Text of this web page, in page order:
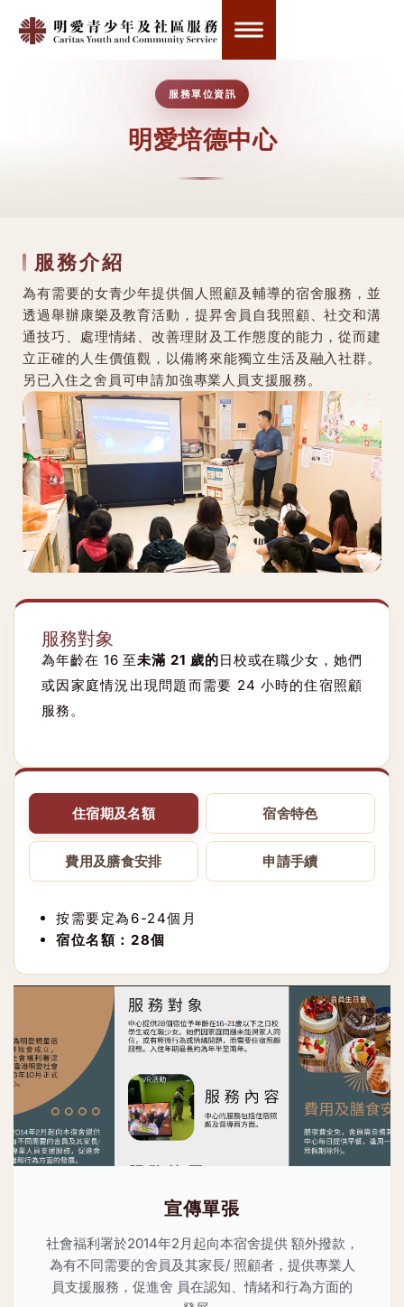
服務單位資訊
明愛培德中心
服務介紹
為有需要的女青少年提供個人照顧及輔導的宿舍服務，並
透過舉辦康樂及教育活動，提昇舍員自我照顧、社交和溝
通技巧、處理情緒、改善理財及工作態度的能力，從而建
立正確的人生價值觀，以備將來能獨立生活及融入社群。
另已入住之舍員可申請加強專業人員支援服務。
服務對象
為年齡在 16 至未滿 21 歲的日校或在職少女，她們
或因家庭情況出現問題而需要 24 小時的住宿照顧
服務。
住宿期及名額 宿舍特色
費用及膳食安排 申請手續
按需要定為6-24個月
宿位名額：28個
宣傳單張
社會福利署於2014年2月起向本宿舍提供 額外撥款，
為有不同需要的舍員及其家⻑/ 照顧者，提供專業⼈
員⽀援服務，促進舍 員在認知、情緒和⾏為⽅⾯的